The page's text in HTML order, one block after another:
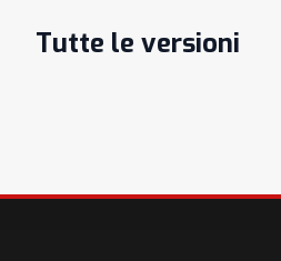
Tutte le versioni